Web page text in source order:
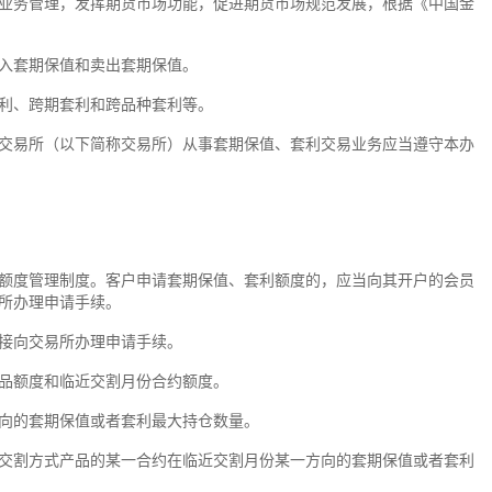
保值和卖出套期保值。
期套利和跨品种套利等。
（以下简称交易所）从事套期保值、套利交易业务应当遵守本办
理制度。客户申请套期保值、套利额度的，应当向其开户的会员
办理申请手续。
交易所办理申请手续。
和临近交割月份合约额度。
套期保值或者套利最大持仓数量。
式产品的某一合约在临近交割月份某一方向的套期保值或者套利